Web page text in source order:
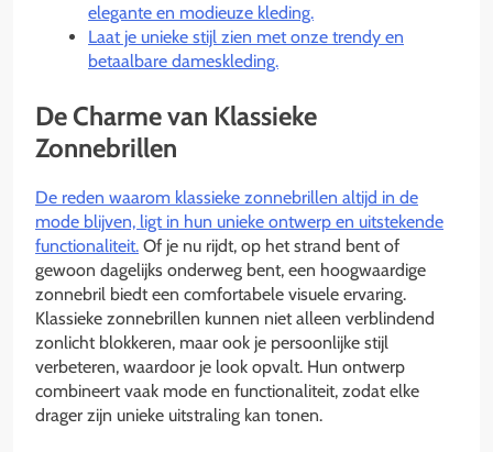
elegante en modieuze kleding.
Laat je unieke stijl zien met onze trendy en
betaalbare dameskleding.
De Charme van Klassieke
Zonnebrillen
De reden waarom klassieke zonnebrillen altijd in de
mode blijven, ligt in hun unieke ontwerp en uitstekende
functionaliteit. Of je nu rijdt, op het strand bent of
gewoon dagelijks onderweg bent, een hoogwaardige
zonnebril biedt een comfortabele visuele ervaring.
Klassieke zonnebrillen kunnen niet alleen verblindend
zonlicht blokkeren, maar ook je persoonlijke stijl
verbeteren, waardoor je look opvalt. Hun ontwerp
combineert vaak mode en functionaliteit, zodat elke
drager zijn unieke uitstraling kan tonen.